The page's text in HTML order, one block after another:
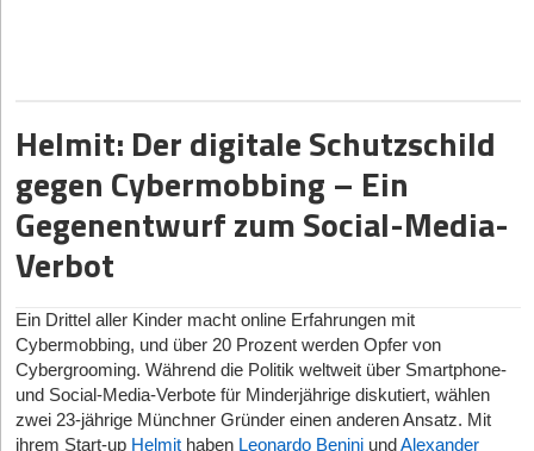
In der heutigen Zeit mit ihren multiplen Krisen könne und müsse
die Wirtschaft mehr gesellschaftliche Verantwortung übernehmen
als in der Vergangenheit. Sprich: Helfen und umsetzen!
Nachhaltig, professionell und messbar. „Die Zeiten, als
Unternehmen Gutes nur getan haben, um darüber reden zu
können, sind vorbei“, sagt Tatjana Kiel. Sie ist Geschäftsführerin
Unternehmen und der Hilfsorganisation #WeAreAllUkrainians
gGmbH.
Geschäftsführerin der neuen Score 4 Impact gGmbH ist die
Marketing- und CSR-Expertin Nina Paul. Sie sagt: „Viele
Unternehmen haben ohne standardisierten Prozess geschaut,
Helmit: Der digitale Schutzschild
gegen Cybermobbing – Ein
Gegenentwurf zum Social-Media-
Verbot
Ein Drittel aller Kinder macht online Erfahrungen mit
Cybermobbing, und über 20 Prozent werden Opfer von
Cybergrooming. Während die Politik weltweit über Smartphone-
und Social-Media-Verbote für Minderjährige diskutiert, wählen
zwei 23-jährige Münchner Gründer einen anderen Ansatz. Mit
ihrem Start-up Helmit haben Leonardo Benini und Alexander